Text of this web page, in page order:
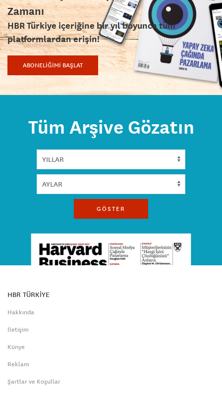
Zamanı
HBR Türkiye içeriğine bir yıl boyunca tüm
platformlardan erişin!
ABONELİĞİMİ BAŞLAT
Tüm Arşive Gözatın
GÖSTER
HBR TÜRKİYE
Hakkında
İletişim
Künye
Reklam
Şartlar ve Koşullar